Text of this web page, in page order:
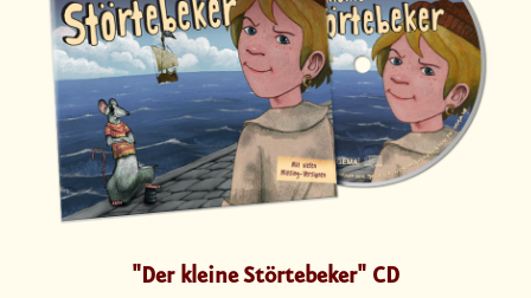
"Der kleine Störtebeker" CD